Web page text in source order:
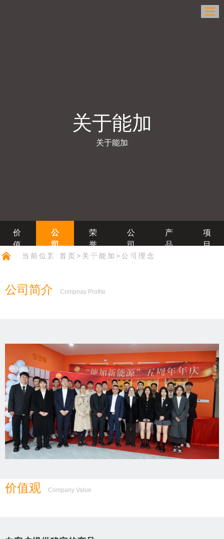
关于能加
关于能加
价
值
公
司
理
荣
誉
证
公
司
风
产
品
项
目
当前位置: 首页> 关于能加 >公司理念
公司简介 Compnay Profile
价值观 Company Value